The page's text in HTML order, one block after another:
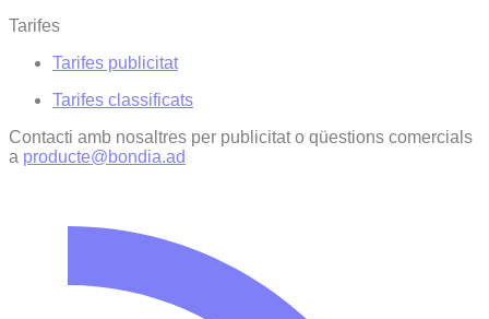
Tarifes
Tarifes publicitat
Tarifes classificats
Contacti amb nosaltres per publicitat o qüestions comercials
a producte@bondia.ad